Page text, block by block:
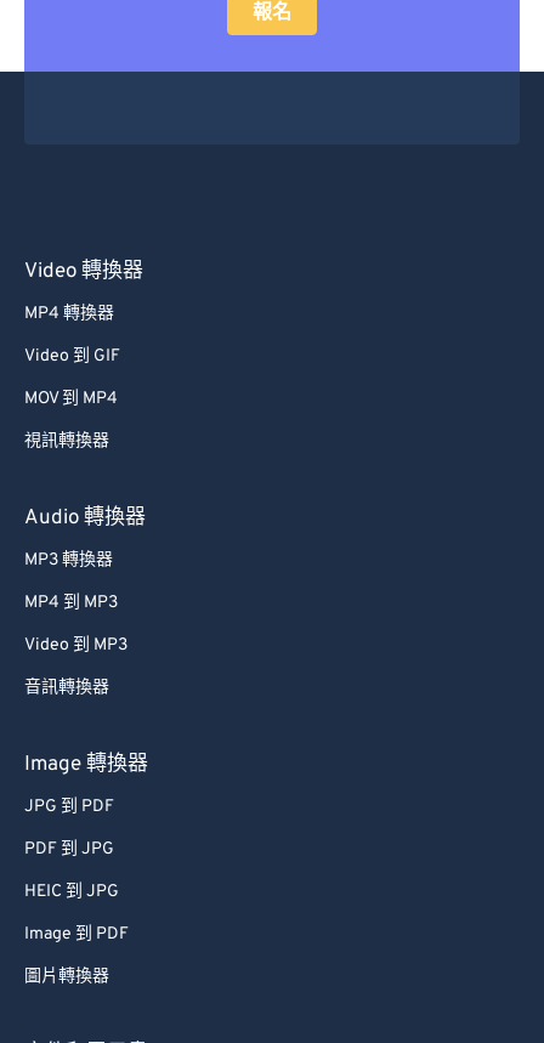
報名
Video 轉換器
MP4 轉換器
Video 到 GIF
MOV 到 MP4
視訊轉換器
Audio 轉換器
MP3 轉換器
MP4 到 MP3
Video 到 MP3
音訊轉換器
Image 轉換器
JPG 到 PDF
PDF 到 JPG
HEIC 到 JPG
Image 到 PDF
圖片轉換器